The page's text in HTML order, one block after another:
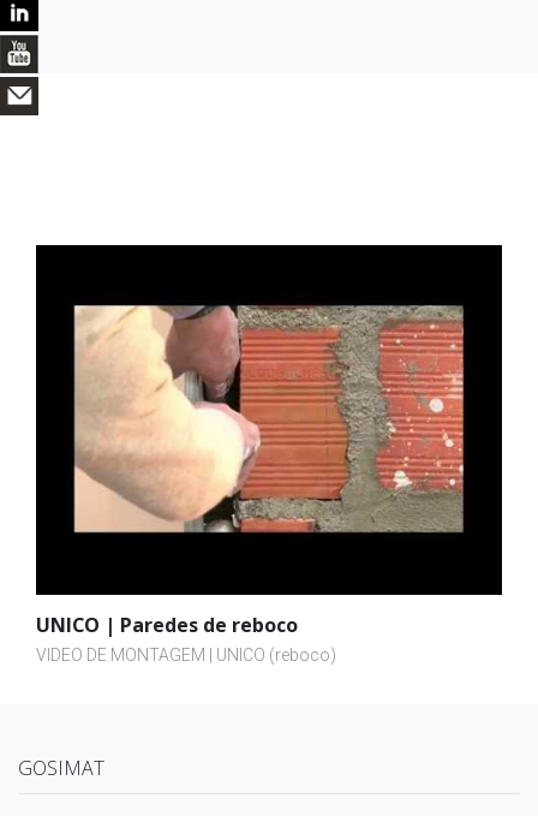
UNICO | Paredes de reboco
VIDEO DE MONTAGEM | UNICO (reboco)
GOSIMAT